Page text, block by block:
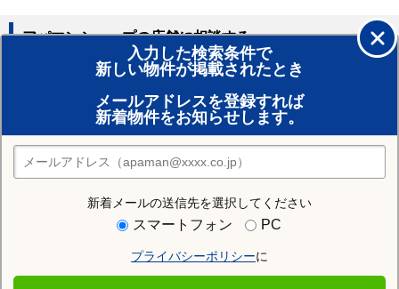
入力した検索条件で
新しい物件が掲載されたとき
メールアドレスを登録すれば
新着物件をお知らせします。
新着メールの送信先を選択してください
スマートフォン PC
プライバシーポリシーに
アパマンショップの店舗に相談する
賃貸のプロがお部屋探し！
おまかせ物件リクエスト
住みたい街の店舗を探す
店舗検索
住む街研究所で仙台市若林区の情報を見る